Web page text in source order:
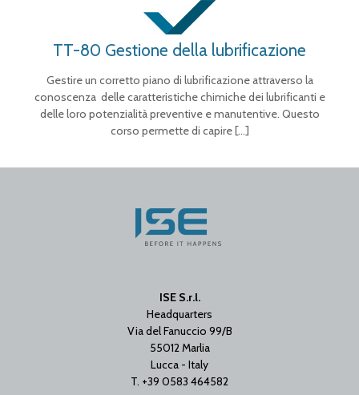
TT-80 Gestione della lubrificazione
Gestire un corretto piano di lubrificazione attraverso la
conoscenza delle caratteristiche chimiche dei lubrificanti e
delle loro potenzialità preventive e manutentive. Questo
corso permette di capire[…]
ISE S.r.l.
Headquarters
Via del Fanuccio 99/B
55012 Marlia
Lucca - Italy
T. +39 0583 464582